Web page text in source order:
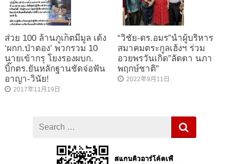
ส่วย 100 ล้านภูเก็ตมีมูล เด้ง
‘ผกก.ป่าตอง’ พวกรวม 10
นายเข้ากรุ โยงรองผบก.
บิ๊กตร.ยันหลักฐานชัดจ่อฟัน
อาญา-วินัย!
2017年11月19日
“วิชัย-ดร.อมร”นำผู้บริหาร
สมาคมตระกูลเฮ้งฯ ร่วม
อวยพรวันเกิด”ลัดดา นภา
พฤกษ์ชาติ”
2022年9月11日
for